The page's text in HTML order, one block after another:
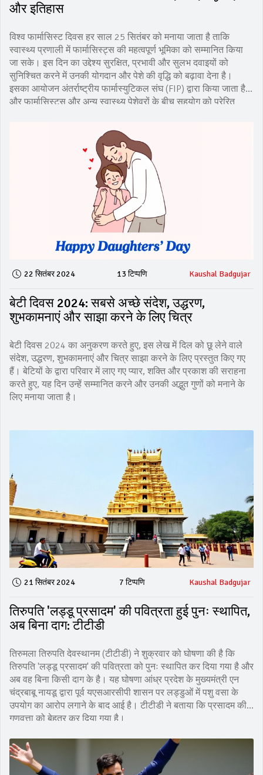
और इतिहास
विश्व फार्मासिस्ट दिवस हर साल 25 सितंबर को मनाया जाता है ताकि
स्वास्थ्य प्रणाली में फार्मासिस्ट्स की महत्वपूर्ण भूमिका को सम्मानित किया
जा सके। इस दिन का उद्देश्य सुरक्षित, प्रभावी और सुलभ दवाइयों को
सुनिश्चित करने में उनकी योगदान और पेशे की वृद्धि को बढ़ावा देना है।
इसका आयोजन अंतर्राष्ट्रीय फार्मास्युटिकल संघ (FIP) द्वारा किया जाता है
और फार्मासिस्ट्स और अन्य स्वास्थ्य पेशेवरों के बीच सहयोग को प्रेरित
22 सितंबर 2024 13 टिप्पणि Kaushal Badgujar
बेटी दिवस 2024: सबसे अच्छे संदेश, उद्धरण,
शुभकामनाएं और साझा करने के लिए चित्र
बेटी दिवस 2024 का अनुकरण करते हुए, इस लेख में दिल को छू लेने वाले
संदेश, उद्धरण, शुभकामनाएं और चित्र साझा करने के लिए प्रस्तुत किए गए
हैं। बेटियों के द्वारा परिवार में लाए गए प्यार, शक्ति और प्रकाश की सराहना
करते हुए, यह दिन उन्हें सम्मानित करने और उनकी अद्भुत गुणों को मनाने के
लिए मनाया जाता है।
21 सितंबर 2024 7 टिप्पणि Kaushal Badgujar
तिरुपति 'लड्डू प्रसादम' की पवित्रता हुई पुनः स्थापित,
अब बिना दाग: टीटीडी
तिरुमला तिरुपति देवस्थानम (टीटीडी) ने शुक्रवार को घोषणा की है कि
तिरुपति 'लड्डू प्रसादम' की पवित्रता को पुनः स्थापित कर दिया गया है और
अब वह बिना किसी दाग के है। यह घोषणा आंध्र प्रदेश के मुख्यमंत्री एन
चंद्रबाबू नायडू द्वारा पूर्व यएसआरसीपी शासन पर लड्डुओं में पशु वसा के
उपयोग का आरोप लगाने के बाद आई है। टीटीडी ने बताया कि प्रसादम की
गुणवत्ता को बेहतर कर दिया गया है।